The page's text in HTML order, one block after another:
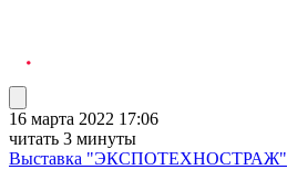
16 марта 2022 17:06
читать 3 минуты
Выставка "ЭКСПОТЕХНОСТРАЖ"